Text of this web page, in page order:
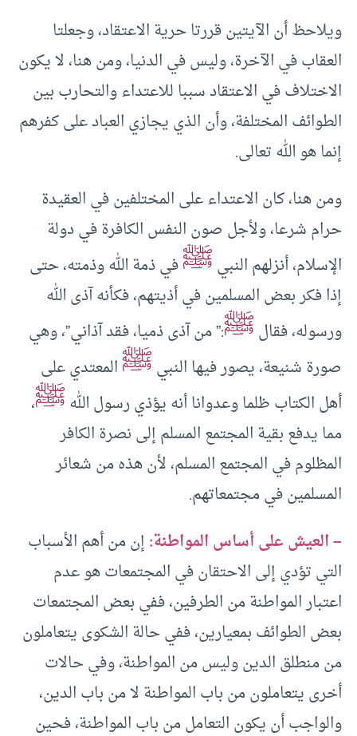
ويلاحظ أن الآيتين قررتا حرية الاعتقاد، وجعلتا
العقاب في الآخرة، وليس في الدنيا، ومن هنا، لا يكون
الاختلاف في الاعتقاد سببا للاعتداء والتحارب بين
الطوائف المختلفة، وأن الذي يجازي العباد على كفرهم
إنما هو الله تعالى.
ومن هنا، كان الاعتداء على المختلفين في العقيدة
حرام شرعا، ولأجل صون النفس الكافرة في دولة
الإسلام، أنزلهم النبيﷺفي ذمة الله وذمته، حتى
إذا فكر بعض المسلمين في أذيتهم، فكأنه آذى الله
ورسوله، فقالﷺ:” من آذى ذميا، فقد آذاني”، وهي
صورة شنيعة، يصور فيها النبيﷺالمعتدي على
أهل الكتاب ظلما وعدوانا أنه يؤذي رسول اللهﷺ،
مما يدفع بقية المجتمع المسلم إلى نصرة الكافر
المظلوم في المجتمع المسلم، لأن هذه من شعائر
المسلمين في مجتمعاتهم.
– العيش على أساس المواطنة:إن من أهم الأسباب
التي تؤدي إلى الاحتقان في المجتمعات هو عدم
اعتبار المواطنة من الطرفين، ففي بعض المجتمعات
بعض الطوائف بمعيارين، ففي حالة الشكوى يتعاملون
من منطلق الدين وليس من المواطنة، وفي حالات
أخرى يتعاملون من باب المواطنة لا من باب الدين،
والواجب أن يكون التعامل من باب المواطنة، فحين